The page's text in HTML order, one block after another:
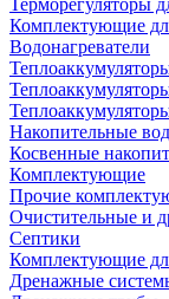
Терморегуляторы
Комплектующие
Водонагреватели
Накопительные
Косвенные
Комплектующие
Прочие
Очистительные и
Септики
Комплектующие
Дренажные